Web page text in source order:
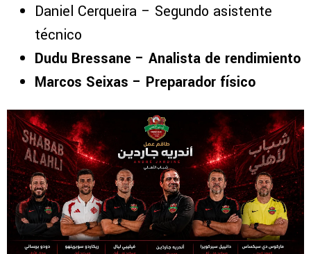
Daniel Cerqueira – Segundo asistente
técnico
Dudu Bressane – Analista de rendimiento
Marcos Seixas – Preparador físico